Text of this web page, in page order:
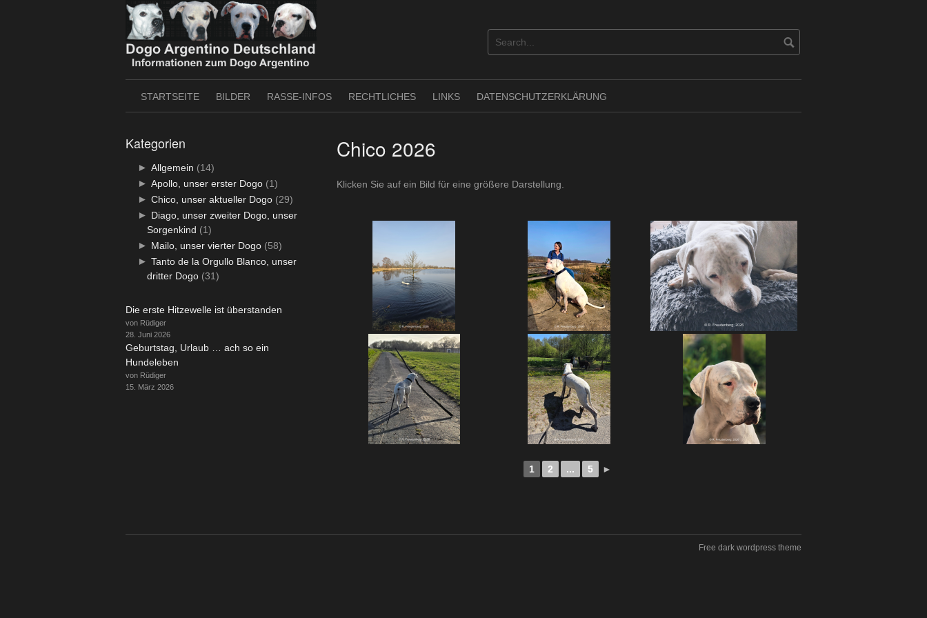
STARTSEITE BILDER RASSE-INFOS RECHTLICHES LINKS DATENSCHUTZERKLÄRUNG
Chico 2026
Klicken Sie auf ein Bild für eine größere Darstellung.
1 2 ... 5 ►
Kategorien
► Allgemein (14)
► Apollo, unser erster Dogo(1)
► Chico, unser aktueller Dogo(29)
► Diago, unser zweiter Dogo, unser
Sorgenkind (1)
► Mailo, unser vierter Dogo(58)
► Tanto de la Orgullo Blanco, unser
dritter Dogo(31)
Die erste Hitzewelle ist überstanden
von Rüdiger
28. Juni 2026
Geburtstag, Urlaub … ach so ein
Hundeleben
von Rüdiger
15. März 2026
Free dark wordpress theme